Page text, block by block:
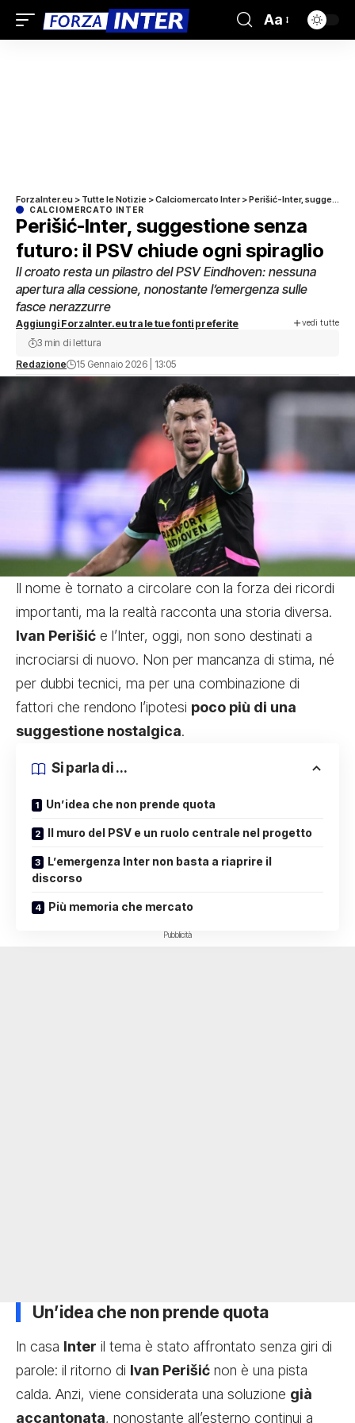
Aa
ForzaInter.eu > Tutte le Notizie >Calciomercato Inter>Perišić-Inter, suggestione senza futuro: il PSV chiude ogni spiraglio
CALCIOMERCATO INTER
Perišić-Inter, suggestione senza
futuro: il PSV chiude ogni spiraglio
Il croato resta un pilastro del PSV Eindhoven: nessuna
apertura alla cessione, nonostante l’emergenza sulle
fasce nerazzurre
Aggiungi ForzaInter.eu tra le tue fonti preferite vedi tutte
Redazione 15 Gennaio 2026 | 13:05
3 min di lettura
Il nome è tornato a circolare con la forza dei ricordi
importanti, ma la realtà racconta una storia diversa.
Ivan Perišić e l’Inter, oggi, non sono destinati a
incrociarsi di nuovo. Non per mancanza di stima, né
per dubbi tecnici, ma per una combinazione di
fattori che rendono l’ipotesi poco più di una
suggestione nostalgica.
Si parla di ...
Un’idea che non prende quota
Il muro del PSV e un ruolo centrale nel progetto
L’emergenza Inter non basta a riaprire il
discorso
Più memoria che mercato
Pubblicità
Un’idea che non prende quota
In casa Inter il tema è stato affrontato senza giri di
parole: il ritorno di Ivan Perišić non è una pista
calda. Anzi, viene considerata una soluzione già
accantonata, nonostante all’esterno continui a